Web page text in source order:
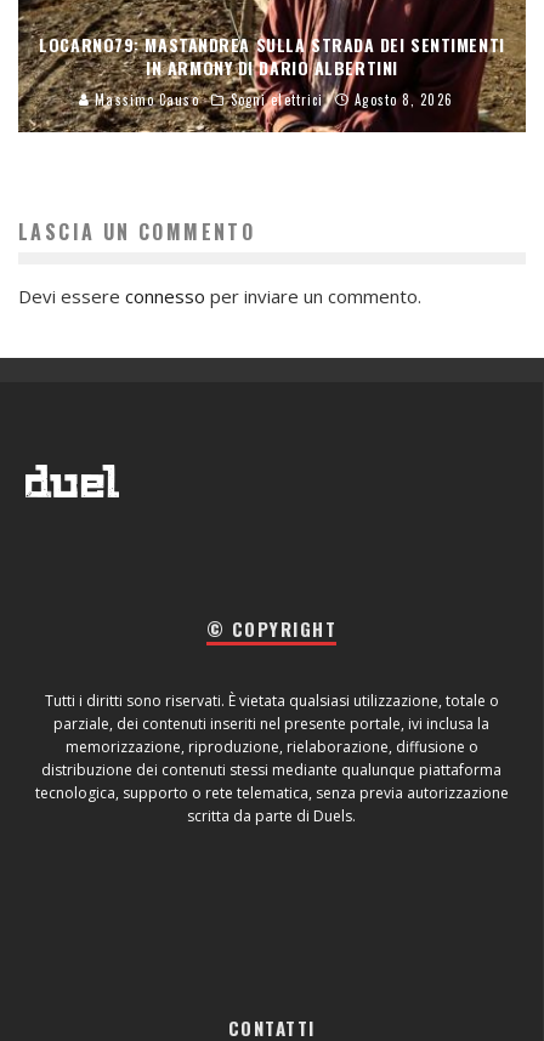
LOCARNO79: MASTANDREA SULLA STRADA DEI SENTIMENTI
IN ARMONY DI DARIO ALBERTINI
Massimo Causo Sogni elettrici Agosto 8, 2026
LASCIA UN COMMENTO
Devi essere connesso per inviare un commento.
© COPYRIGHT
Tutti i diritti sono riservati. È vietata qualsiasi utilizzazione, totale o
parziale, dei contenuti inseriti nel presente portale, ivi inclusa la
memorizzazione, riproduzione, rielaborazione, diffusione o
distribuzione dei contenuti stessi mediante qualunque piattaforma
tecnologica, supporto o rete telematica, senza previa autorizzazione
scritta da parte di Duels.
CONTATTI